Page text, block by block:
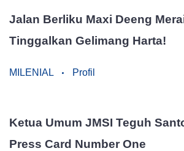
Jalan Berliku Maxi Deeng
Tinggalkan Gelimang Harta!
MILENIAL Profil
Ketua Umum JMSI Teguh
Press Card Number One